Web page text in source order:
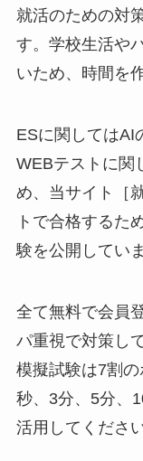
就活のための対
す。学校生活や
いため、時間を
ESに関してはAI
WEBテストに関
め、当サイト［
トで合格するた
験を公開していま
全て無料で会員
パ重視で対策し
模擬試験は7割
秒、3分、5分、
活用してください